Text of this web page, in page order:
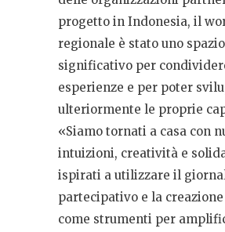
progetto in Indonesia, il
regionale è stato uno spazio
significativo per
esperienze e per poter
ulteriormente le proprie
«Siamo tornati a casa con
intuizioni, creatività e
ispirati a utilizzare il
partecipativo e la
come strumenti per